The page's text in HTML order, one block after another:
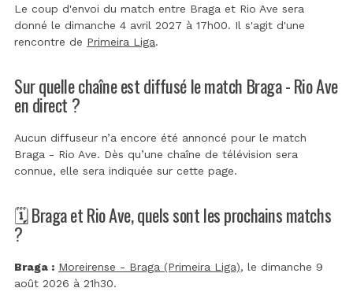
Le coup d'envoi du match entre Braga et Rio Ave sera
donné le dimanche 4 avril 2027 à 17h00. Il s'agit d'une
rencontre de Primeira Liga.
Sur quelle chaîne est diffusé le match Braga - Rio Ave
en direct ?
Aucun diffuseur n’a encore été annoncé pour le match
Braga - Rio Ave. Dès qu’une chaîne de télévision sera
connue, elle sera indiquée sur cette page.
🗓️ Braga et Rio Ave, quels sont les prochains matchs
?
Braga : Moreirense - Braga (Primeira Liga), le dimanche 9
août 2026 à 21h30.